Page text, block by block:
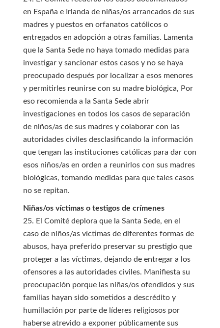
en España e Irlanda de niñas/os arrancados de sus
madres y puestos en orfanatos católicos o
entregados en adopción a otras familias. Lamenta
que la Santa Sede no haya tomado medidas para
investigar y sancionar estos casos y no se haya
preocupado después por localizar a esos menores
y permitirles reunirse con su madre biológica, Por
eso recomienda a la Santa Sede abrir
investigaciones en todos los casos de separación
de niños/as de sus madres y colaborar con las
autoridades civiles desclasificando la información
que tengan las instituciones católicas para dar con
esos niños/as en orden a reunirlos con sus madres
biológicas, tomando medidas para que tales casos
no se repitan.
Niñas/os víctimas o testigos de crímenes
25. El Comité deplora que la Santa Sede, en el
caso de niños/as víctimas de diferentes formas de
abusos, haya preferido preservar su prestigio que
proteger a las víctimas, dejando de entregar a los
ofensores a las autoridades civiles. Manifiesta su
preocupación porque las niñas/os ofendidos y sus
familias hayan sido sometidos a descrédito y
humillación por parte de líderes religiosos por
haberse atrevido a exponer públicamente sus